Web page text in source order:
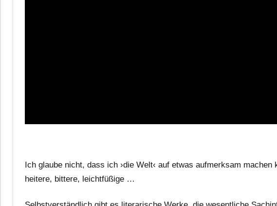
Ich glaube nicht, dass ich ›die Welt‹ auf etwas aufmerksam
heitere, bittere, leichtfüßige …